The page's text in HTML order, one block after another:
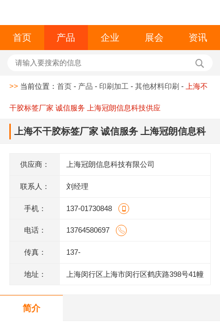
首页 产品 企业 展会 资讯
>> 当前位置：首页 - 产品 - 印刷加工 -其他材料印刷 - 上海不
干胶标签厂家 诚信服务 上海冠朗信息科技供应
上海不干胶标签厂家 诚信服务 上海冠朗信息科
供应商： 上海冠朗信息科技有限公司
联系人： 刘经理
手机： 137-01730848
电话： 13764580697
传真： 137-
地址： 上海闵行区上海市闵行区鹤庆路398号41幢
简介